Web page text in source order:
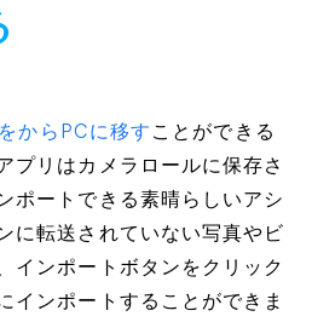
からPCに移す ことができる
プリはカメラロールに保存さ
ポートできる素晴らしいアシ
に転送されていない写真やビ
インポートボタンをクリック
インポートすることができま